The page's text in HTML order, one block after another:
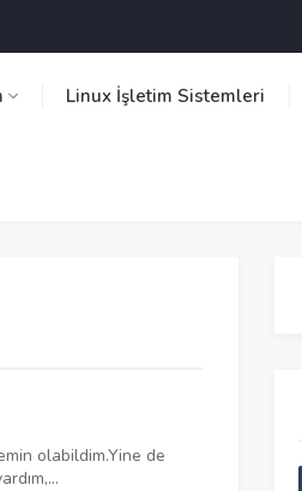
Linux İşletim Sistemleri
olabildim.‎Yine de